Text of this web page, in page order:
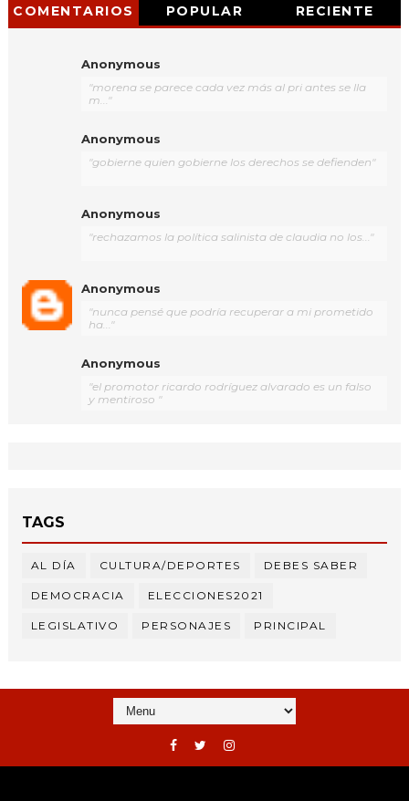
COMENTARIOS POPULAR RECIENTE
Anonymous
"morena se parece cada vez más al pri antes se lla
m..."
Anonymous
"gobierne quien gobierne los derechos se defienden"
Anonymous
"rechazamos la política salinista de claudia no los..."
Anonymous
"nunca pensé que podría recuperar a mi prometido
ha..."
Anonymous
"el promotor ricardo rodríguez alvarado es un falso
y mentiroso "
TAGS
AL DÍA CULTURA/DEPORTES DEBES SABER
DEMOCRACIA ELECCIONES2021
LEGISLATIVO PERSONAJES PRINCIPAL